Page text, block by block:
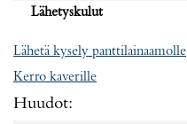
Lähetyskulut
Lähetä kysely panttilainaamolle
Kerro kaverille
Huudot: